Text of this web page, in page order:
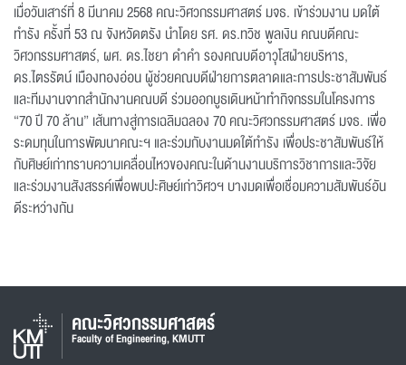
เมื่อวันเสาร์ที่ 8 มีนาคม 2568 คณะวิศวกรรมศาสตร์ มจธ. เข้าร่วมงาน มดใต้
ทำรัง ครั้งที่ 53 ณ จังหวัดตรัง นำโดย รศ. ดร.ทวิช พูลเงิน คณบดีคณะ
วิศวกรรมศาสตร์, ผศ. ดร.ไชยา ดำคำ รองคณบดีอาวุโสฝ่ายบริหาร,
ดร.ไตรรัตน์ เมืองทองอ่อน ผู้ช่วยคณบดีฝ่ายการตลาดและการประชาสัมพันธ์
และทีมงานจากสำนักงานคณบดี ร่วมออกบูธเดินหน้าทำกิจกรรมในโครงการ
“70 ปี 70 ล้าน” เส้นทางสู่การเฉลิมฉลอง 70 คณะวิศวกรรมศาสตร์ มจธ. เพื่อ
ระดมทุนในการพัฒนาคณะฯ และร่วมกับงานมดใต้ทำรัง เพื่อประชาสัมพันธ์ให้
กับศิษย์เก่าทราบความเคลื่อนไหวของคณะในด้านงานบริการวิชาการและวิจัย
และร่วมงานสังสรรค์เพื่อพบปะศิษย์เก่าวิศวฯ บางมดเพื่อเชื่อมความสัมพันธ์อัน
ดีระหว่างกัน
คณะวิศวกรรมศาสตร์
Faculty of Engineering, KMUTT